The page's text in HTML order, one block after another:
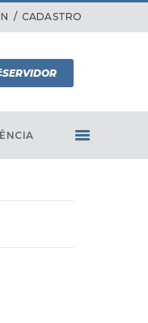
/ CADASTRO
SERVIDOR